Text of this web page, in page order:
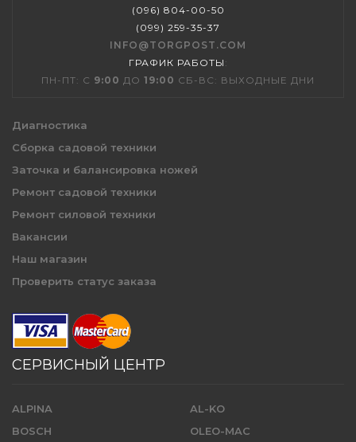
(096) 804-00-50
(099) 259-35-37
INFO@TORGPOST.COM
ГРАФИК РАБОТЫ :
ПН-ПТ: С 9:00 ДО 19:00 СБ-ВС: ВЫХОДНЫЕ ДНИ
Диагностика
Сборка садовой техники
Заточка и балансировка ножей
Ремонт садовой техники
Ремонт силовой техники
Вакансии
Наш магазин
Проверить статус заказа
СЕРВИСНЫЙ ЦЕНТР
ALPINA
BOSCH
AL-KO
OLEO-MAC